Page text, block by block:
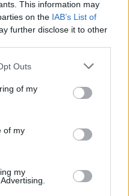
This information may
on the IAB’s List of
further disclose it to other
Outs
of my
of my
my
krępująca)
w toalecie,
się , bardzo silny
czasu. Co to
komentarze ,